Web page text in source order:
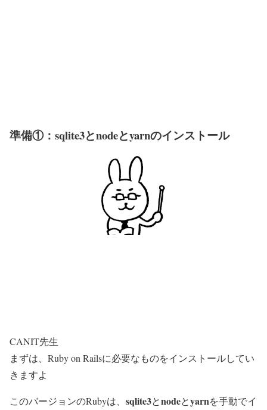
準備①：sqlite3とnodeとyarnのインストール
CANIT先生
まずは、Ruby on Railsに必要なものをインストールしてい
きますよ
このバージョンのRubyは、 sqlite3とnodeとyarnを手動でイ